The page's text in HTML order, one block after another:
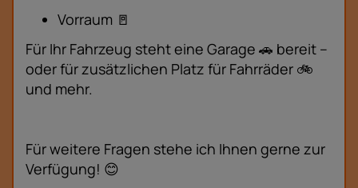
Vorraum 🚪
Für Ihr Fahrzeug steht eine Garage 🚗 bereit –
oder für zusätzlichen Platz für Fahrräder 🚲
und mehr.
Für weitere Fragen stehe ich Ihnen gerne zur
Verfügung! 😊